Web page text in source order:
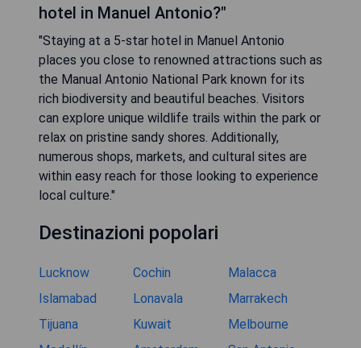
hotel in Manuel Antonio?"
"Staying at a 5-star hotel in Manuel Antonio
places you close to renowned attractions such as
the Manual Antonio National Park known for its
rich biodiversity and beautiful beaches. Visitors
can explore unique wildlife trails within the park or
relax on pristine sandy shores. Additionally,
numerous shops, markets, and cultural sites are
within easy reach for those looking to experience
local culture."
Destinazioni popolari
Lucknow Cochin
Malacca
Islamabad
Lonavala
Marrakech
Tijuana
Kuwait
Melbourne